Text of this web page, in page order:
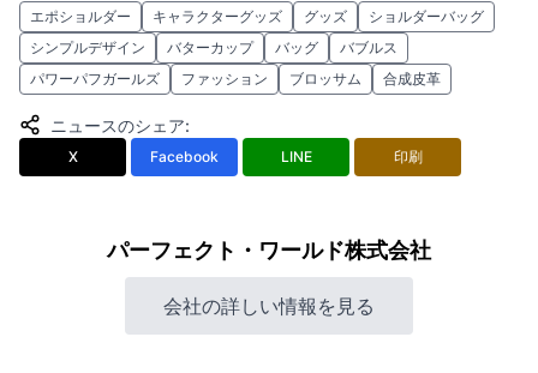
エポショルダー キャラクターグッズ グッズ
ショルダーバッグ
シンプルデザイン
バターカップ バッグ
バブルス
パワーパフガールズ
ファッション ブロッサム 合成皮革
ニュースのシェア:
X Facebook LINE 印刷
パーフェクト・ワールド株式会社
会社の詳しい情報を見る